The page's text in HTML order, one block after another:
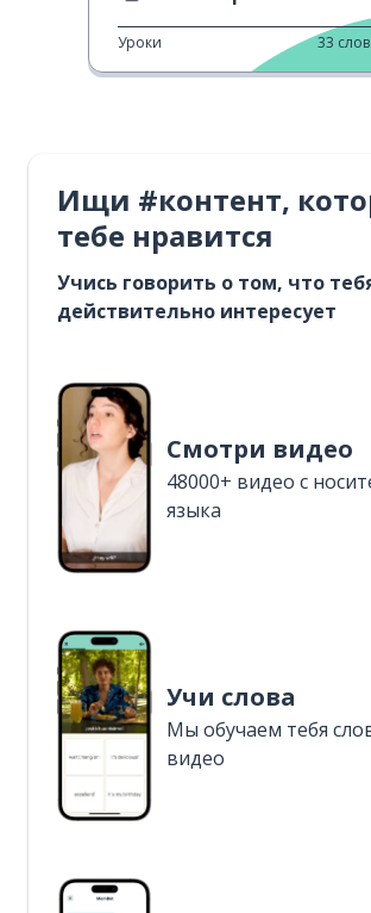
Уроки 33
Ищи #контент,
тебе нравится
Учись говорить о том, что
действительно интересует
Смотри видео
48000+ видео с
языка
Учи слова
Мы обучаем тебя
видео